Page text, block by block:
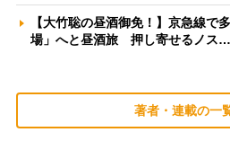
【大竹聡の昼酒御免！】京急線で
場」へと昼酒旅 押し寄せるノス…
著者・連載の一